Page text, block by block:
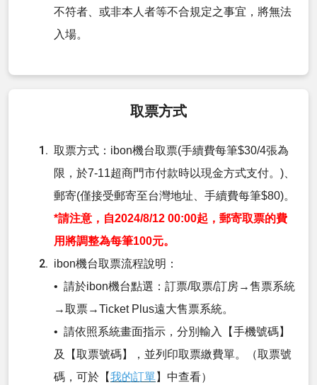
不符者、或非本人者等不合規定之事宜，將無法
入場。
取票方式
取票方式：ibon機台取票(手續費每筆$30/4張為
限，於7-11超商門市付款時以現金方式支付。)、
郵寄(僅接受郵寄至台灣地址、手續費每筆$80)。
*請注意，自2024/8/12 00:00起，郵寄取票的費
用將調整為每筆100元。
ibon機台取票流程說明：
• 請於ibon機台點選：訂票/取票/訂房→售票系統
→取票→Ticket Plus遠大售票系統。
• 請依照系統畫面指示，分別輸入【手機號碼】
及【取票號碼】，並列印取票繳費單。（取票號
碼，可於【我的訂單】中查看）